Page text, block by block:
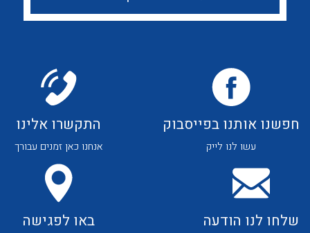
לכל מוצרי היצרן לכל מוצרי היצרן
חפשנו אותנו בפייסבוק
עשו לנו לייק
התקשרו אלינו
אנחנו כאן זמנים עבורך
שלחו לנו הודעה באו לפגישה